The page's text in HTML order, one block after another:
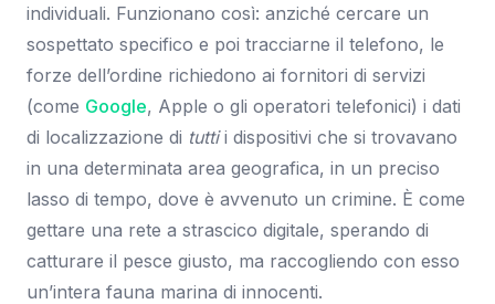
individuali. Funzionano così: anziché cercare un
sospettato specifico e poi tracciarne il telefono, le
forze dell’ordine richiedono ai fornitori di servizi
(come Google, Apple o gli operatori telefonici) i dati
di localizzazione di tuttii dispositivi che si trovavano
in una determinata area geografica, in un preciso
lasso di tempo, dove è avvenuto un crimine. È come
gettare una rete a strascico digitale, sperando di
catturare il pesce giusto, ma raccogliendo con esso
un’intera fauna marina di innocenti.